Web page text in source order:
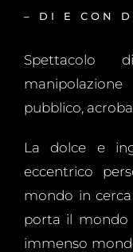
– DI E CON
Spettacolo
pubblico,
La dolce e
eccentrico
mondo in
porta il mondo
immenso